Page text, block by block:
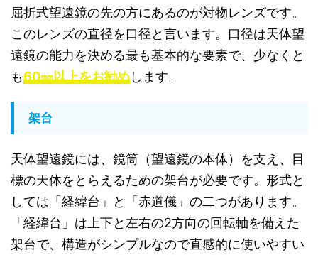
屈折式望遠鏡の先の方にあるのが対物レンズです。
このレンズの直径を口径と言います。口径は天体望
遠鏡の能力を決める最も基本的な要素で、少なくと
も60㎜以上をお勧めします。
架台
天体望遠鏡には、鏡筒（望遠鏡の本体）を支え、目
標の天体をとらえるための架台が必要です。形式と
しては「経緯台」と「赤道儀」の二つがあります。
「経緯台」は上下と左右の2方向の回転軸を備えた
架台で、構造がシンプルなので直感的に使いやすい